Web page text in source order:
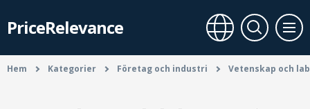
PriceRelevance
Hem Kategorier Företag och industri Vetenskap och